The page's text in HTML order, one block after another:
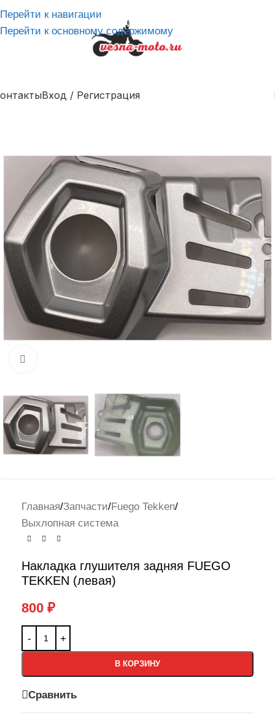
Перейти к навигации
Перейти к основному содержимому
Вход / Регистрация
Главная/Запчасти/Fuego Tekken/
Выхлопная система
Накладка глушителя задняя FUEGO
TEKKEN (левая)
800 ₽
В КОРЗИНУ
Сравнить